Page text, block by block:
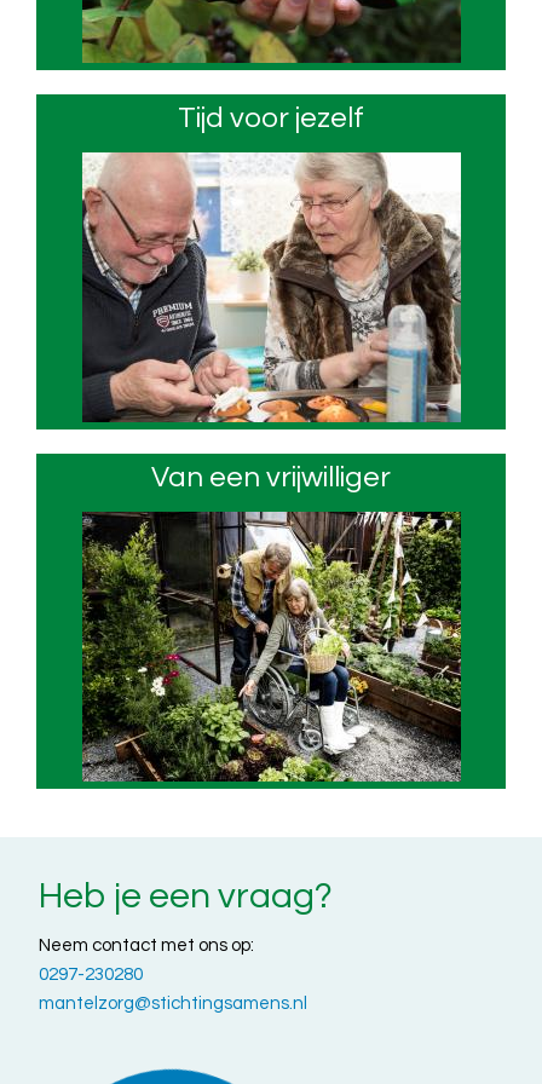
Tijd voor jezelf
Van een vrijwilliger
Heb je een vraag?
Neem contact met ons op:
0297-230280
mantelzorg@stichtingsamens.nl